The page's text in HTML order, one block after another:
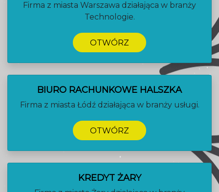
Firma z miasta Warszawa działająca w branży
Technologie.
OTWÓRZ
BIURO RACHUNKOWE HALSZKA
Firma z miasta Łódź działająca w branży usługi.
OTWÓRZ
KREDYT ŻARY